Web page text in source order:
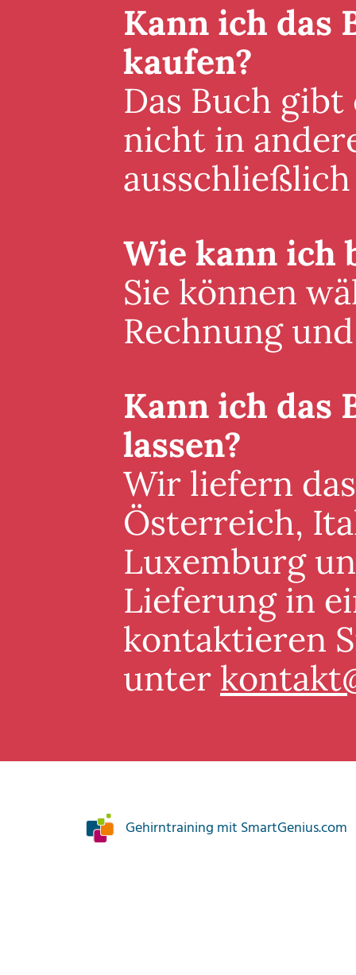
Kann ich das
kaufen?
Das Buch
nicht in
Wie kann ich
Sie können
Rechnung
Kann ich das
lassen?
Wir liefern
Österreich,
Luxemburg
Lieferung in
kontaktieren
unter
Gehirntraining mit SmartGenius.com